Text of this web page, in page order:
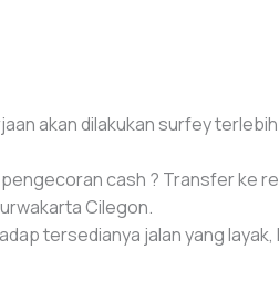
akan dilakukan surfey terlebih
pengecoran cash ? Transfer ke
Cilegon.
tersedianya jalan yang